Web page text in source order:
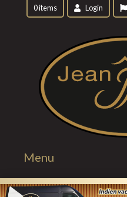
0 items Login
Menu